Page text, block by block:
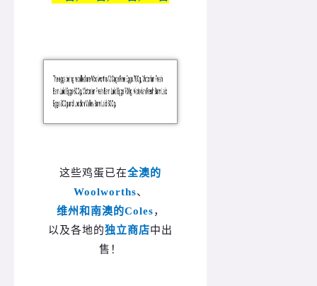
这些鸡蛋已在全澳的
Woolworths、
维州和南澳的Coles，
以及各地的独立商店中出
售！